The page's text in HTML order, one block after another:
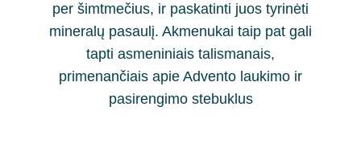
per šimtmečius, ir paskatinti juos tyrinėti
mineralų pasaulį. Akmenukai taip pat gali
tapti asmeniniais talismanais,
primenančiais apie Advento laukimo ir
pasirengimo stebuklus